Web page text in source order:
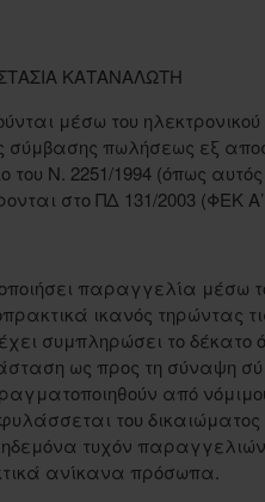
ΚΑΤΑΝΑΛΩΤΗ
μέσω του
πωλήσεως εξ
του Ν. 2251/1994 (όπως
στο ΠΔ 131/2003 (ΦΕΚ Α’
παραγγελία μέσω
ικανός τηρώντας
συμπληρώσει το δέκατο
ως προς τη σύναψη
από
του δικαιώματος
τυχόν
ανίκανα πρόσωπα.